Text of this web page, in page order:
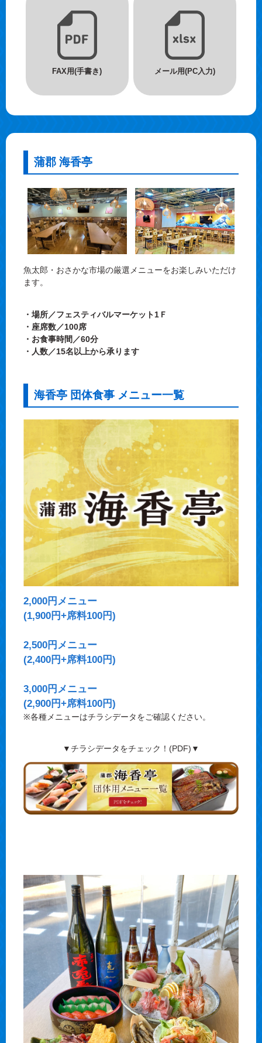
FAX用(手書き) メール用(PC入力)
蒲郡 海香亭
魚太郎・おさかな市場の厳選メニューをお楽しみいただけ
ます。
・場所／フェスティバルマーケット1Ｆ
・座席数／100席
・お食事時間／60分
・人数／15名以上から承ります
海香亭 団体食事 メニュー一覧
2,000円メニュー
(1,900円+席料100円)
2,500円メニュー
(2,400円+席料100円)
3,000円メニュー
(2,900円+席料100円)
※各種メニューはチラシデータをご確認ください。
▼チラシデータをチェック！(PDF)▼